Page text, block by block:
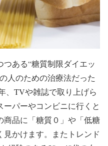
ある“糖質制限ダイエッ
人のための治療法だった
、TVや雑誌で取り上げら
パーやコンビニに行くと
商品に「糖質０」や「低糖
かけます。またトレンド